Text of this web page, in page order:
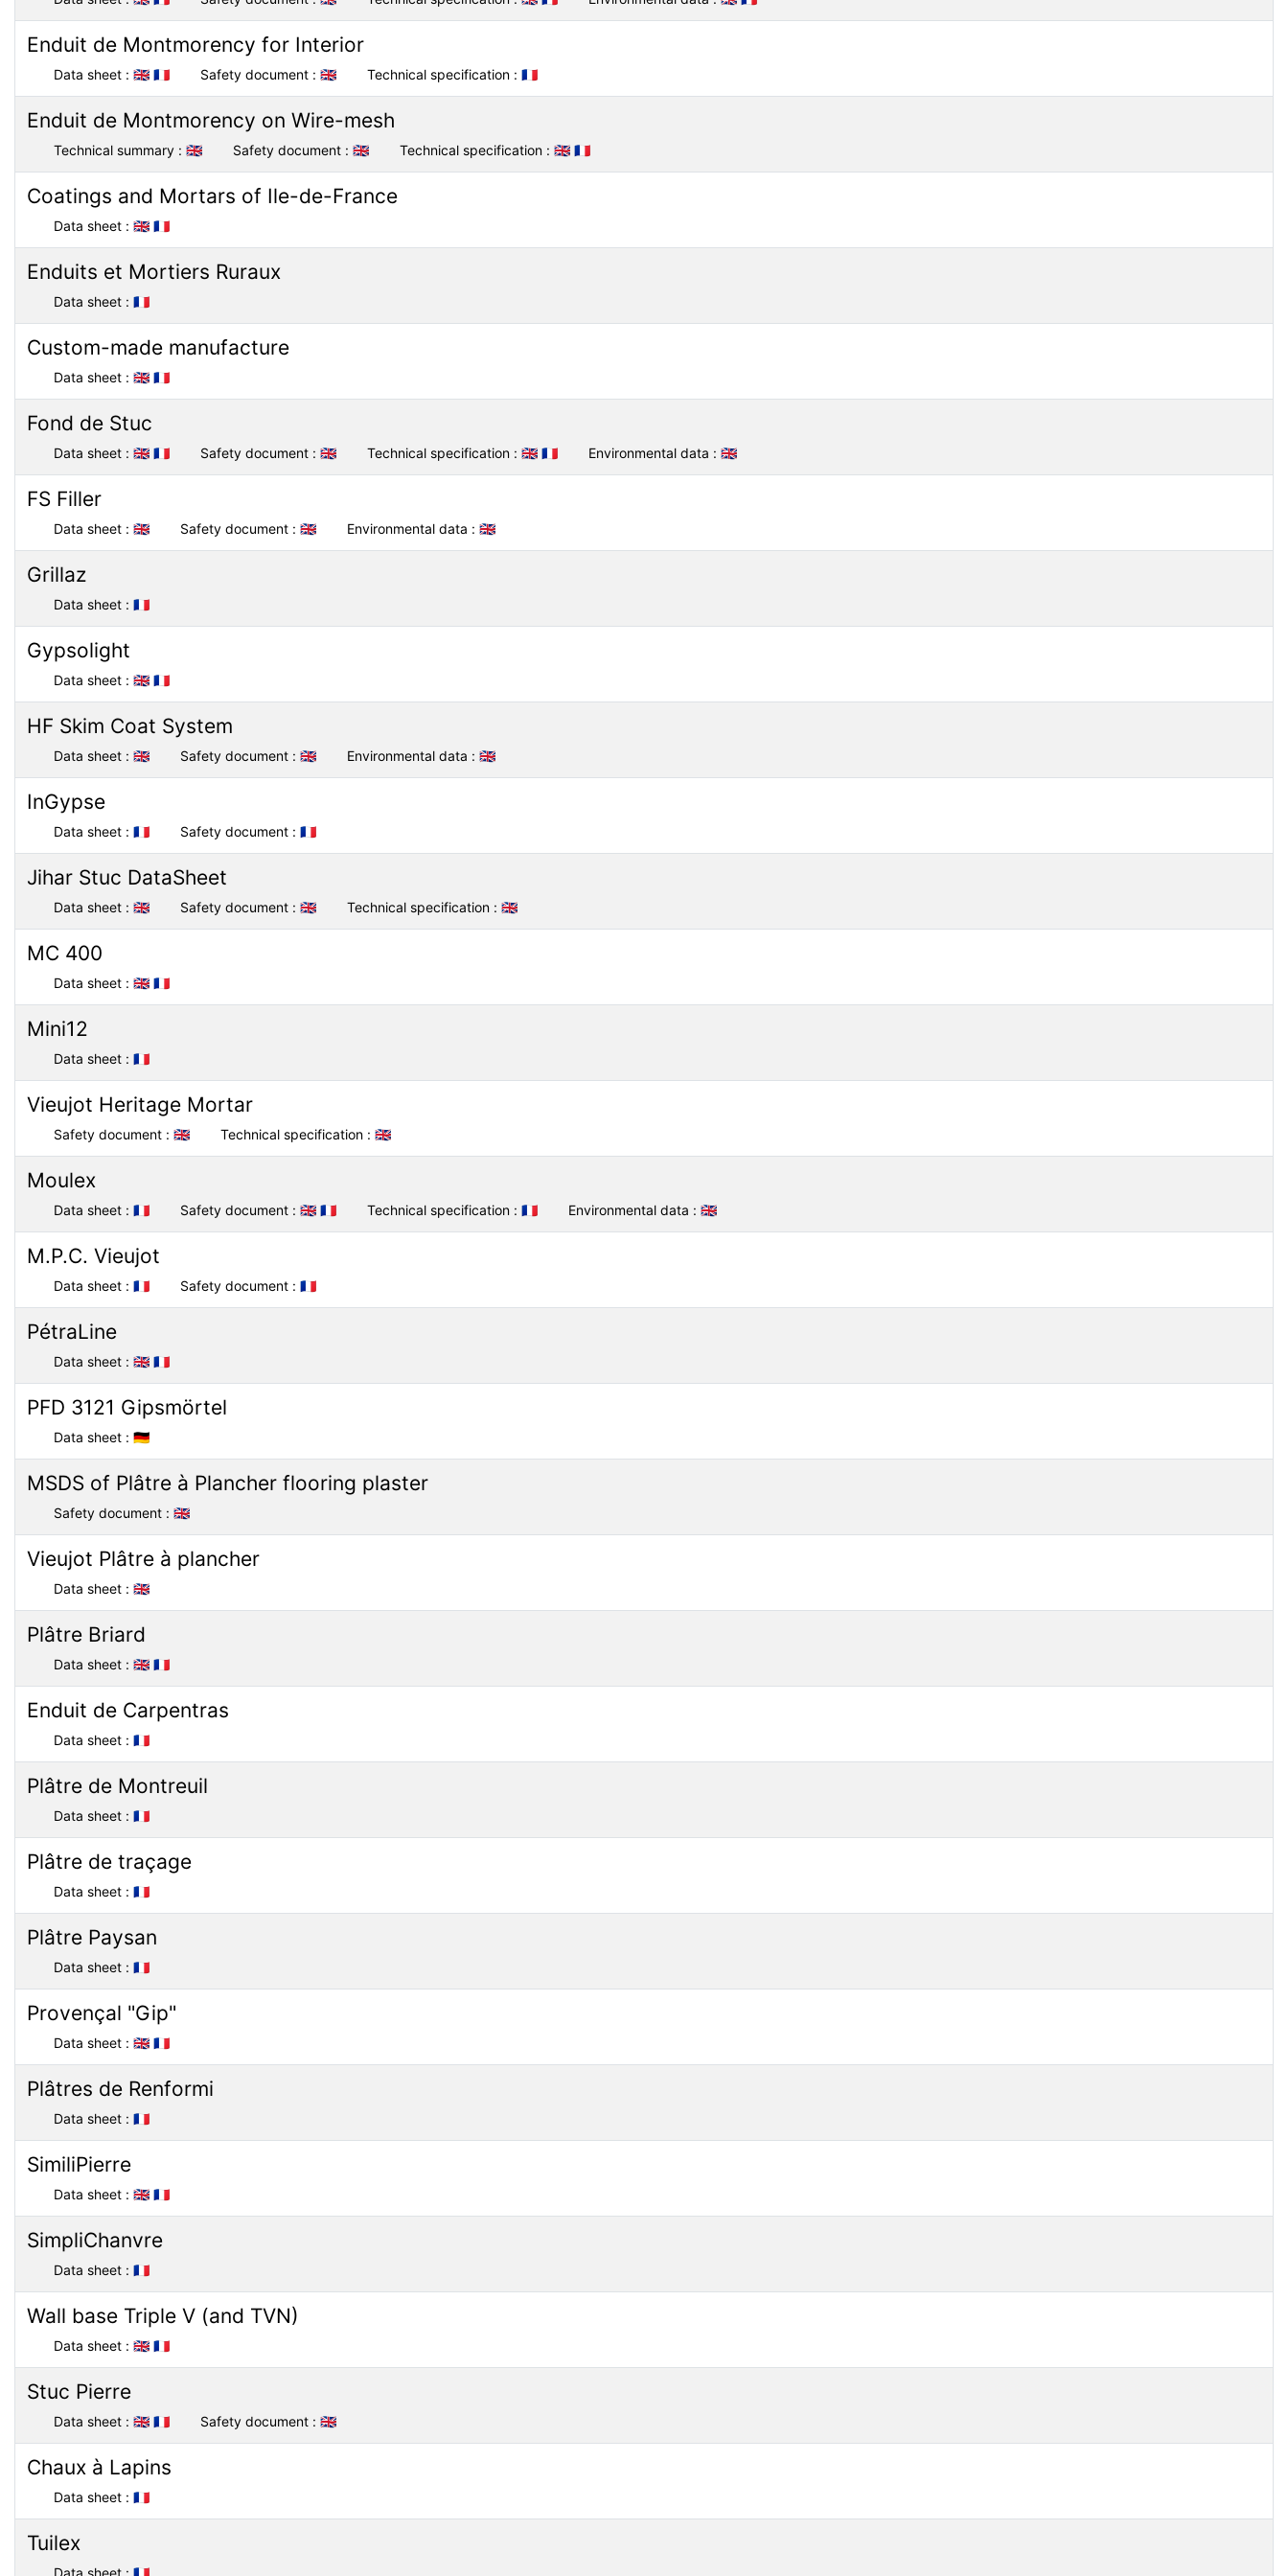
Enduit de Montmorency for Interior
Data sheet : 🇬🇧 🇫🇷 Safety document : 🇬🇧 Technical specification : 🇫🇷
Enduit de Montmorency on Wire-mesh
Technical summary : 🇬🇧 Safety document : 🇬🇧 Technical specification : 🇬🇧 🇫🇷
Coatings and Mortars of Ile-de-France
Data sheet : 🇬🇧 🇫🇷
Enduits et Mortiers Ruraux
Data sheet : 🇫🇷
Custom-made manufacture
Data sheet : 🇬🇧 🇫🇷
Fond de Stuc
Data sheet : 🇬🇧 🇫🇷 Safety document : 🇬🇧 Technical specification : 🇬🇧 🇫🇷 Environmental data : 🇬🇧
FS Filler
Data sheet : 🇬🇧 Safety document : 🇬🇧 Environmental data : 🇬🇧
Grillaz
Data sheet : 🇫🇷
Gypsolight
Data sheet : 🇬🇧 🇫🇷
HF Skim Coat System
Data sheet : 🇬🇧 Safety document : 🇬🇧 Environmental data : 🇬🇧
InGypse
Data sheet : 🇫🇷 Safety document : 🇫🇷
Jihar Stuc DataSheet
Data sheet : 🇬🇧 Safety document : 🇬🇧 Technical specification : 🇬🇧
MC 400
Data sheet : 🇬🇧 🇫🇷
Mini12
Data sheet : 🇫🇷
Vieujot Heritage Mortar
Safety document : 🇬🇧 Technical specification : 🇬🇧
Moulex
Data sheet : 🇫🇷 Safety document : 🇬🇧 🇫🇷 Technical specification : 🇫🇷 Environmental data : 🇬🇧
M.P.C. Vieujot
Data sheet : 🇫🇷 Safety document : 🇫🇷
PétraLine
Data sheet : 🇬🇧 🇫🇷
PFD 3121 Gipsmörtel
Data sheet : 🇩🇪
MSDS of Plâtre à Plancher flooring plaster
Safety document : 🇬🇧
Vieujot Plâtre à plancher
Data sheet : 🇬🇧
Plâtre Briard
Data sheet : 🇬🇧 🇫🇷
Enduit de Carpentras
Data sheet : 🇫🇷
Plâtre de Montreuil
Data sheet : 🇫🇷
Plâtre de traçage
Data sheet : 🇫🇷
Plâtre Paysan
Data sheet : 🇫🇷
Provençal "Gip"
Data sheet : 🇬🇧 🇫🇷
Plâtres de Renformi
Data sheet : 🇫🇷
SimiliPierre
Data sheet : 🇬🇧 🇫🇷
SimpliChanvre
Data sheet : 🇫🇷
Wall base Triple V (and TVN)
Data sheet : 🇬🇧 🇫🇷
Stuc Pierre
Data sheet : 🇬🇧 🇫🇷 Safety document : 🇬🇧
Chaux à Lapins
Data sheet : 🇫🇷
Tuilex
Data sheet : 🇫🇷